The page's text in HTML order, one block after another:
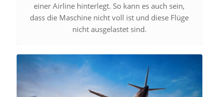
einer Airline hinterlegt. So kann es auch sein,
dass die Maschine nicht voll ist und diese Flüge
nicht ausgelastet sind.